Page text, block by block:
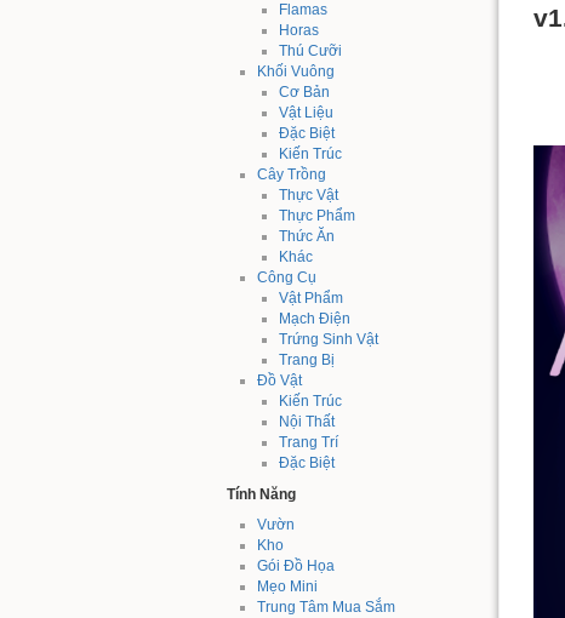
Flamas
Horas
Thú Cưỡi
Khối Vuông
Cơ Bản
Vật Liệu
Đặc Biệt
Kiến Trúc
Cây Trồng
Thực Vật
Thực Phẩm
Thức Ăn
Khác
Công Cụ
Vật Phẩm
Mạch Điện
Trứng Sinh Vật
Trang Bị
Đồ Vật
Kiến Trúc
Nội Thất
Trang Trí
Đặc Biệt
Tính Năng
Vườn
Kho
Gói Đồ Họa
Mẹo Mini
Trung Tâm Mua Sắm